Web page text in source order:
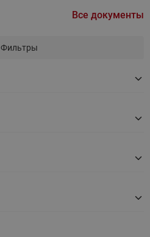
Все документы
Фильтры